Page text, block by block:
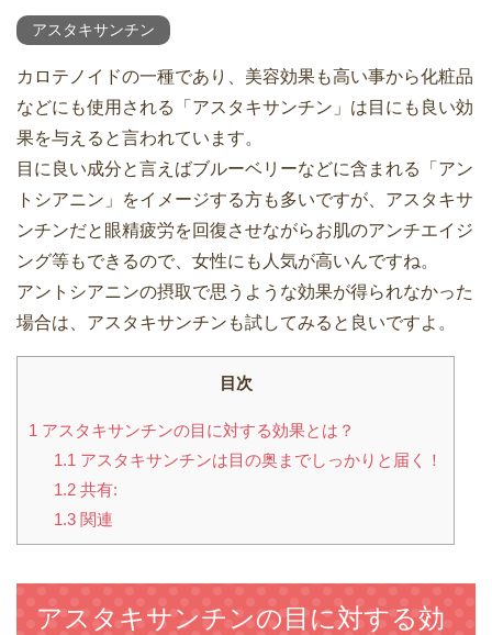
アスタキサンチン
カロテノイドの一種であり、美容効果も高い事から化粧品
などにも使用される「アスタキサンチン」は目にも良い効
果を与えると言われています。
目に良い成分と言えばブルーベリーなどに含まれる「アン
トシアニン」をイメージする方も多いですが、アスタキサ
ンチンだと眼精疲労を回復させながらお肌のアンチエイジ
ング等もできるので、女性にも人気が高いんですね。
アントシアニンの摂取で思うような効果が得られなかった
場合は、アスタキサンチンも試してみると良いですよ。
目次
1 アスタキサンチンの目に対する効果とは？
1.1 アスタキサンチンは目の奥までしっかりと届く！
1.2共有:
1.3関連
アスタキサンチンの目に対する効